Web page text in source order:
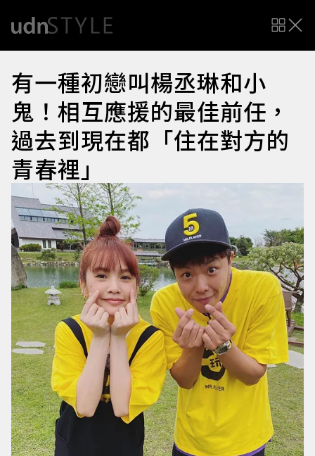
有一種初戀叫楊丞琳和小
鬼！相互應援的最佳前任，
過去到現在都「住在對方的
青春裡」